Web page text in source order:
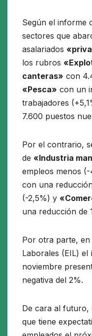
Según el informe
sectores que
asalariados
los rubros
canteras» con
«Pesca» con un
trabajadores
7.600 puestos
Por el contrario,
de «Industria
empleos menos (-
con una
(-2,5%) y
una reducción de
Por otra parte, en
Laborales (EIL) el
noviembre
negativa del 2%.
De cara al futuro,
que tiene